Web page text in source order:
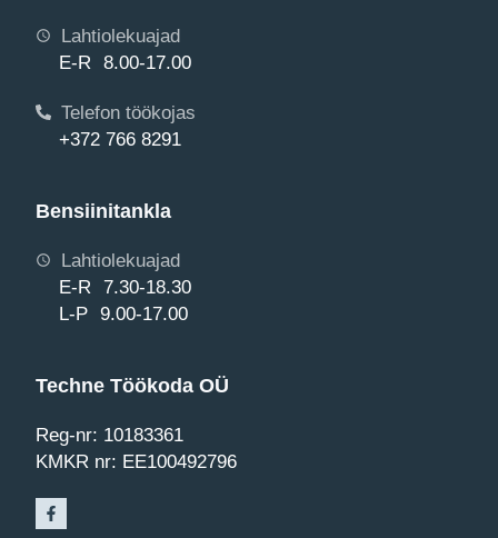
Lahtiolekuajad
E-R 8.00-17.00
Telefon töökojas
+372 766 8291
Bensiinitankla
Lahtiolekuajad
E-R 7.30-18.30
L-P 9.00-17.00
Techne Töökoda OÜ
Reg-nr: 10183361
KMKR nr: EE100492796